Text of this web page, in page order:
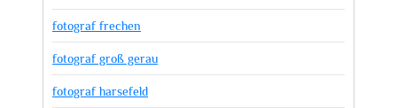
fotograf frechen
fotograf groß gerau
fotograf harsefeld